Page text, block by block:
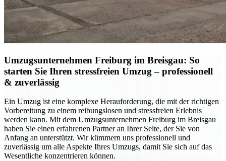
Umzugsunternehmen Freiburg im Breisgau: So
starten Sie Ihren stressfreien Umzug – professionell
& zuverlässig
Ein Umzug ist eine komplexe Herauforderung, die mit der richtigen
Vorbereitung zu einem reibungslosen und stressfreien Erlebnis
werden kann. Mit dem Umzugsunternehmen Freiburg im Breisgau
haben Sie einen erfahrenen Partner an Ihrer Seite, der Sie von
Anfang an unterstützt. Wir kümmern uns professionell und
zuverlässig um alle Aspekte Ihres Umzugs, damit Sie sich auf das
Wesentliche konzentrieren können.